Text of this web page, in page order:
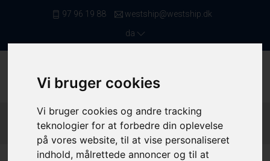
Vi bruger cookies
Vi bruger cookies og andre tracking
teknologier for at forbedre din oplevelse
på vores website, til at vise personaliseret
indhold, målrettede annoncer og til at
97 96 19 88
westship@westship.dk
da
Forside / Fiskefartøjer / Trawlere Mellem 12,00 Og 16,99
Meter / 4157